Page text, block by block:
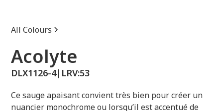
All Colours
Acolyte
DLX1126-4| LRV:53
Ce sauge apaisant convient très bien pour créer un
nuancier monochrome ou lorsqu’il est accentué de